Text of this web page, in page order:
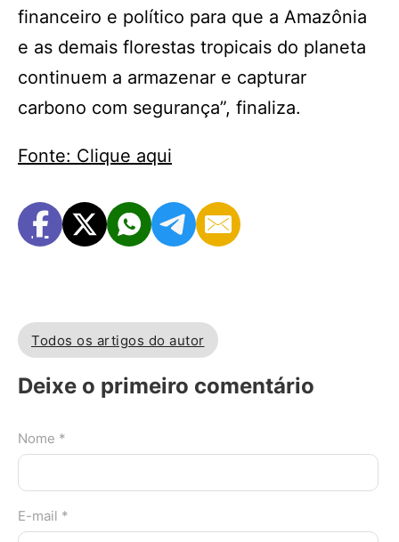
financeiro e político para que a Amazônia
e as demais florestas tropicais do planeta
continuem a armazenar e capturar
carbono com segurança”, finaliza.
Fonte: Clique aqui
Todos os artigos do autor
Deixe o primeiro comentário
Nome *
E-mail *